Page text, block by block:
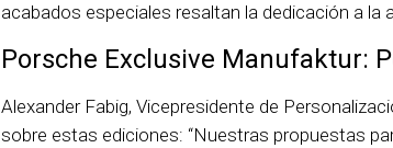
acabados especiales resaltan la dedicación a la
Porsche Exclusive Manufaktur:
Alexander Fabig, Vicepresidente de
sobre estas ediciones: “Nuestras propuestas